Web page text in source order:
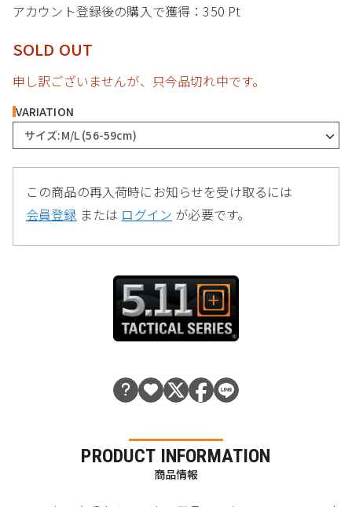
アカウント登録後の購入で獲得：350 Pt
SOLD OUT
申し訳ございませんが、只今品切れ中です。
VARIATION
サイズ:M/L (56-59cm)
この商品の再入荷時にお知らせを受け取るには
会員登録 または ログイン が必要です。
PRODUCT INFORMATION
商品情報